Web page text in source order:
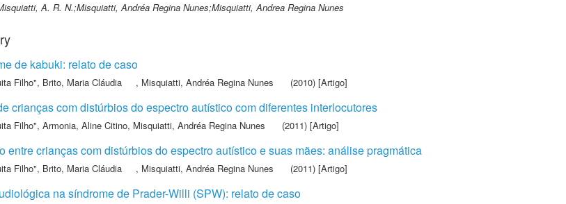
A. R. N.;Misquiatti, Andréa Regina Nunes;Misquiatti, Andrea Regina Nunes
de kabuki: relato de caso
Filho", Brito, Maria Cláudia , Misquiatti, Andréa Regina Nunes (2010) [Artigo]
crianças com distúrbios do espectro autístico com diferentes interlocutores
Filho", Armonia, Aline Citino, Misquiatti, Andréa Regina Nunes (2011) [Artigo]
entre crianças com distúrbios do espectro autístico e suas mães: análise pragmática
Filho", Brito, Maria Cláudia , Misquiatti, Andréa Regina Nunes (2011) [Artigo]
na síndrome de Prader-Willi (SPW): relato de caso